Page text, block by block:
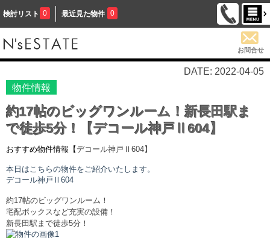
検討リスト 0 最近見た物件 0
お問合せ
DATE: 2022-04-05
物件情報
約17帖のビッグワンルーム！新長田駅ま
で徒歩5分！【デコール神戸Ⅱ604】
おすすめ物件情報【デコール神戸Ⅱ 604】
本日はこちらの物件をご紹介いたします。
デコール神戸Ⅱ 604
約17帖のビッグワンルーム！
宅配ボックスなど充実の設備！
新長田駅まで徒歩5分！